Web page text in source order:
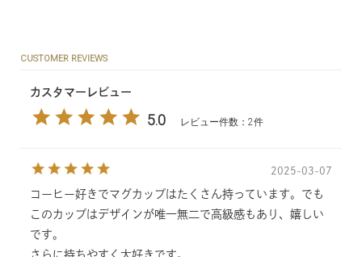
CUSTOMER REVIEWS
カスタマーレビュー
5.0 レビュー件数：2件
2025-03-07
コーヒー好きでマグカップはたくさん持っています。でも
このカップはデザインが唯一無二で高級感もあり、嬉しい
です。